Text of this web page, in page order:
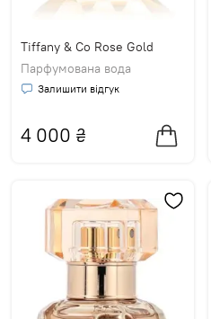
Tiffany & Co Rose Gold
Парфумована вода
Залишити відгук
4 000 ₴